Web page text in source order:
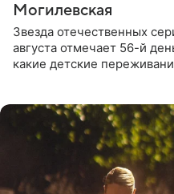
Могилевская
Звезда отечественных
августа отмечает 56-й
какие детские